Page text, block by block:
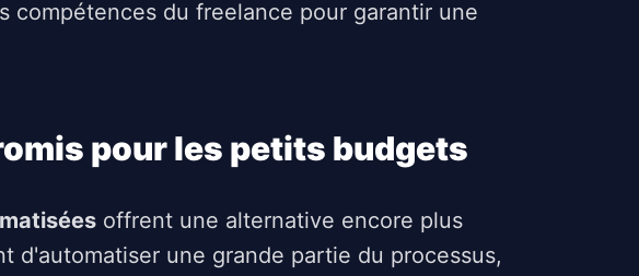
du freelance pour garantir une
pour les petits budgets
offrent une alternative encore plus
d'automatiser une grande partie du processus,